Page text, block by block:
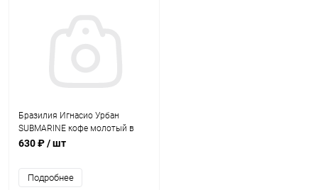
Бразилия Игнасио Урбан
SUBMARINE кофе молотый в
капсулах Nespresso, упак. 10 шт.
630 ₽/ шт
Подробнее